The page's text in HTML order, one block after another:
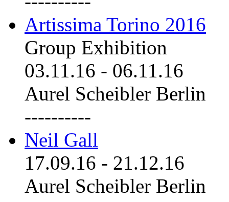
Artissima Torino 2016
Group Exhibition
03.11.16 - 06.11.16
Aurel Scheibler Berlin
----------
Neil Gall
17.09.16 - 21.12.16
Aurel Scheibler Berlin